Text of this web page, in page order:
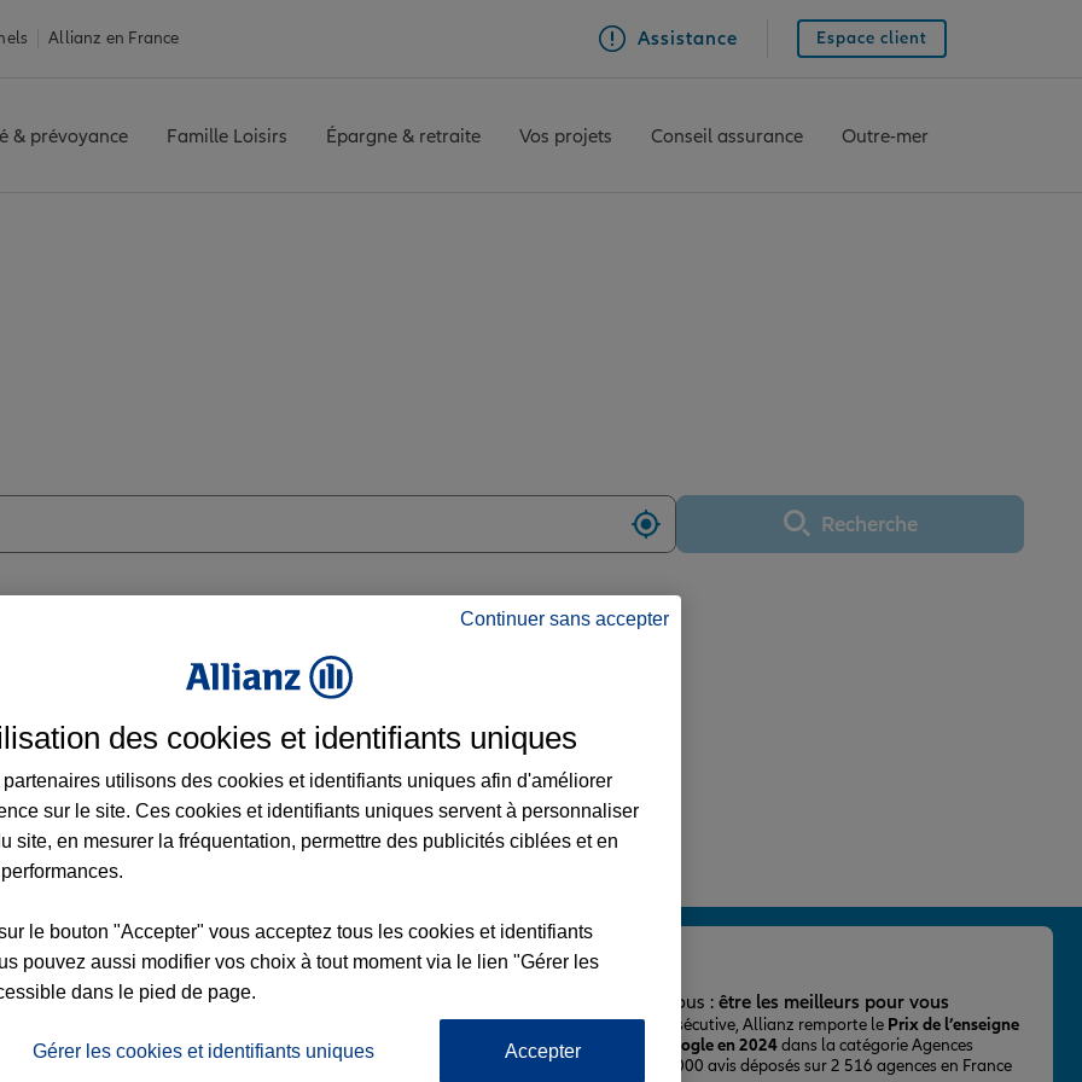
Allianz en France Assistance Espace client
& prévoyance Famille Loisirs Épargne & retraite Vos projets Conseil assurance Outre-mer
Utiliser ma positionRecherche
Voir l'agence
MAINTENON
L'important pour nous : être les meilleurs pour vous
Pour la 2ème fois consécutive, Allianz remporte le Prix de l’enseigne
la mieux notée sur Google en 2024dans la catégorie Agences
d’Assurance, avec 43 000 avis déposés sur 2 516 agences en France
Continuer sans accepter
des cookies et identifiants uniques
partenaires utilisons des cookies et identifiants uniques afin d'améliorer
sur le site. Ces cookies et identifiants uniques servent à personnaliser
site, en mesurer la fréquentation, permettre des publicités ciblées et en
le bouton "Accepter" vous acceptez tous les cookies et identifiants
pouvez aussi modifier vos choix à tout moment via le lien "Gérer les
dans le pied de page.
Gérer les cookies et identifiants uniques Accepter